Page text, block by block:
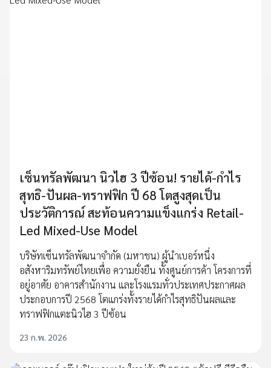
เซ็นทรัลพัฒนา นิวไฮ 3 ปีซ้อน! รายได้-กำไร
สุทธิ-ปันผล-ทราฟฟิก ปี 68 โตสูงสุดเป็น
ประวัติการณ์ สะท้อนความแข็งแกร่ง Retail-
Led Mixed-Use Model
บริษัทเซ็นทรัลพัฒนาจำกัด (มหาชน) ผู้นำเบอร์หนึ่ง
อสังหาริมทรัพย์ไทยเพื่อ ความยั่งยืน ทั้งศูนย์การค้า โครงการที่
อยู่อาศัย อาคารสำนักงาน และโรงแรมทั่วประเทศประกาศผล
ประกอบการปี 2568 โตแกร่งทั้งรายได้กำไรสุทธิปันผลและ
ทราฟฟิกแตะนิวไฮ 3 ปีซ้อน
23 ก.พ. 2026